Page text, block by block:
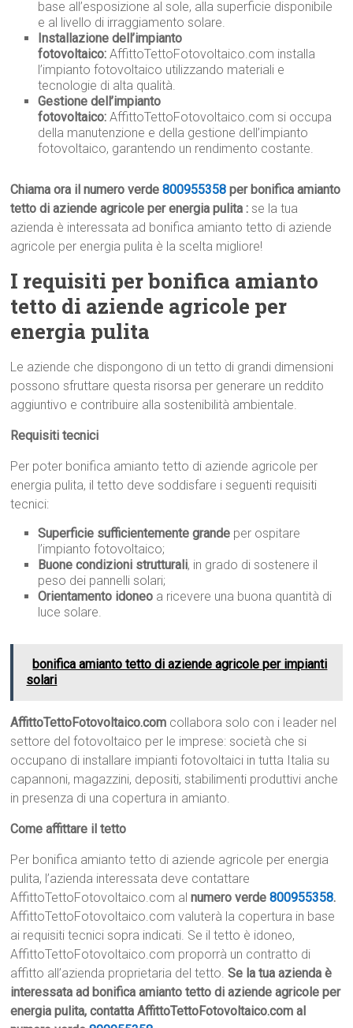
base all’esposizione al sole, alla superficie disponibile
e al livello di irraggiamento solare.
Installazione dell’impianto
fotovoltaico: AffittoTettoFotovoltaico.com installa
l’impianto fotovoltaico utilizzando materiali e
tecnologie di alta qualità.
Gestione dell’impianto
fotovoltaico: AffittoTettoFotovoltaico.com si occupa
della manutenzione e della gestione dell’impianto
fotovoltaico, garantendo un rendimento costante.
Chiama ora il numero verde800955358 per bonifica amianto
tetto di aziende agricole per energia pulita : se la tua
azienda è interessata ad bonifica amianto tetto di aziende
agricole per energia pulita è la scelta migliore!
I requisiti per bonifica amianto
tetto di aziende agricole per
energia pulita
Le aziende che dispongono di un tetto di grandi dimensioni
possono sfruttare questa risorsa per generare un reddito
aggiuntivo e contribuire alla sostenibilità ambientale.
Requisiti tecnici
Per poter bonifica amianto tetto di aziende agricole per
energia pulita, il tetto deve soddisfare i seguenti requisiti
tecnici:
Superficie sufficientemente grande per ospitare
l’impianto fotovoltaico;
Buone condizioni strutturali, in grado di sostenere il
peso dei pannelli solari;
Orientamento idoneo a ricevere una buona quantità di
luce solare.
bonifica amianto tetto di aziende agricole per impianti
solari
AffittoTettoFotovoltaico.com collabora solo con i leader nel
settore del fotovoltaico per le imprese: società che si
occupano di installare impianti fotovoltaici in tutta Italia su
capannoni, magazzini, depositi, stabilimenti produttivi anche
in presenza di una copertura in amianto.
Come affittare il tetto
Per bonifica amianto tetto di aziende agricole per energia
pulita, l’azienda interessata deve contattare
AffittoTettoFotovoltaico.com alnumero verde800955358.
AffittoTettoFotovoltaico.com valuterà la copertura in base
ai requisiti tecnici sopra indicati. Se il tetto è idoneo,
AffittoTettoFotovoltaico.com proporrà un contratto di
affitto all’azienda proprietaria del tetto.Se la tua azienda è
interessata ad bonifica amianto tetto di aziende agricole per
energia pulita, contatta AffittoTettoFotovoltaico.com al